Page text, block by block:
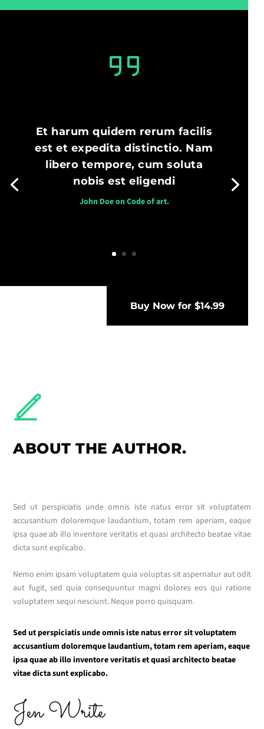
voluptatem accusantium doloremque laudantium,
totam rem aperiam, eaque ipsa quae ab illo inventore
Nemo enim ipsam voluptatem quia voluptas sit
aspernatur aut odit aut fugit, sed quia consequuntur.
Magni dolores eos qui ratione voluptatem sequi
nesciunt. Neque porro quisquam est, qui dolorem
Et harum quidem rerum facilis
est et expedita distinctio. Nam
libero tempore, cum soluta
nobis est eligendi
John Doe on Code of art.
Buy Now for $14.99
ABOUT THE AUTHOR.
Sed ut perspiciatis unde omnis iste natus error sit voluptatem
accusantium doloremque laudantium, totam rem aperiam, eaque
ipsa quae ab illo inventore veritatis et quasi architecto beatae vitae
dicta sunt explicabo.
Nemo enim ipsam voluptatem quia voluptas sit aspernatur aut odit
aut fugit, sed quia consequuntur magni dolores eos qui ratione
voluptatem sequi nesciunt. Neque porro quisquam.
Sed ut perspiciatis unde omnis iste natus error sit voluptatem
accusantium doloremque laudantium, totam rem aperiam, eaque
ipsa quae ab illo inventore veritatis et quasi architecto beatae
vitae dicta sunt explicabo.
Jen Write